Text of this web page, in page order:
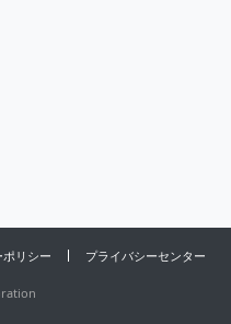
リシー プライバシーセンター